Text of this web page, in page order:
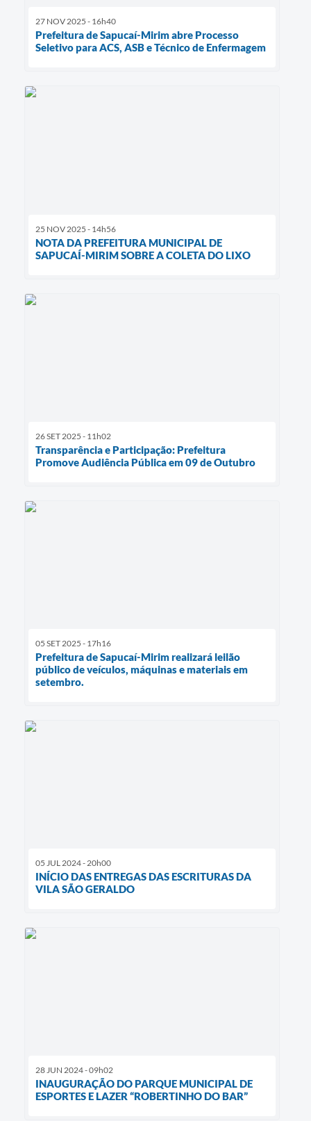
27 NOV 2025 - 16h40
Prefeitura de Sapucaí-Mirim abre Processo
Seletivo para ACS, ASB e Técnico de Enfermagem
25 NOV 2025 - 14h56
NOTA DA PREFEITURA MUNICIPAL DE
SAPUCAÍ-MIRIM SOBRE A COLETA DO LIXO
26 SET 2025 - 11h02
Transparência e Participação: Prefeitura
Promove Audiência Pública em 09 de Outubro
05 SET 2025 - 17h16
Prefeitura de Sapucaí-Mirim realizará leilão
público de veículos, máquinas e materiais em
setembro.
05 JUL 2024 - 20h00
INÍCIO DAS ENTREGAS DAS ESCRITURAS DA
VILA SÃO GERALDO
28 JUN 2024 - 09h02
INAUGURAÇÃO DO PARQUE MUNICIPAL DE
ESPORTES E LAZER “ROBERTINHO DO BAR”